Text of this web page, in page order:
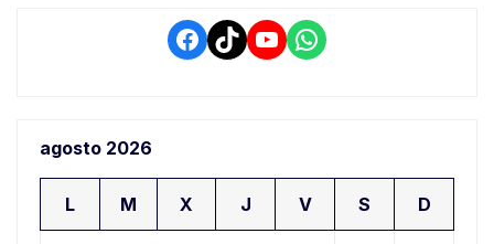
Facebook
TikTokYouTube
WhatsApp
agosto 2026
L M X J V S D